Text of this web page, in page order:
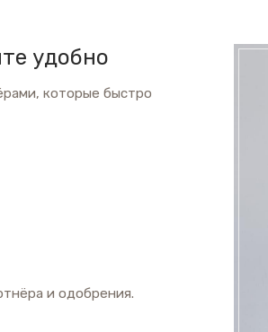
удобно
которые быстро
и одобрения.